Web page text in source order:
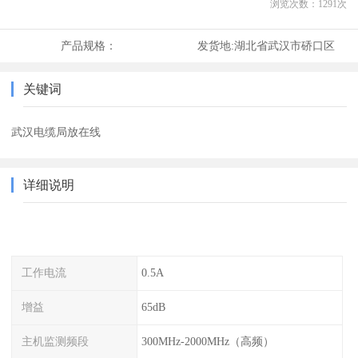
浏览次数： 1291次
产品规格： 发货地:湖北省武汉市硚口区
关键词
武汉电缆局放在线
详细说明
工作电流 0.5A
增益 65dB
主机监测频段 300MHz-2000MHz（高频）